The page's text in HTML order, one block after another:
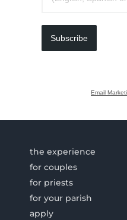
Subscribe
Email
the experience
for couples
for priests
for your parish
apply